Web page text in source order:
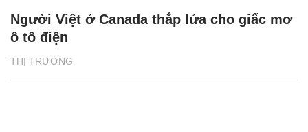
THỊ TRƯỜNG
Người Việt ở Canada thắp lửa cho giấc mơ
ô tô điện